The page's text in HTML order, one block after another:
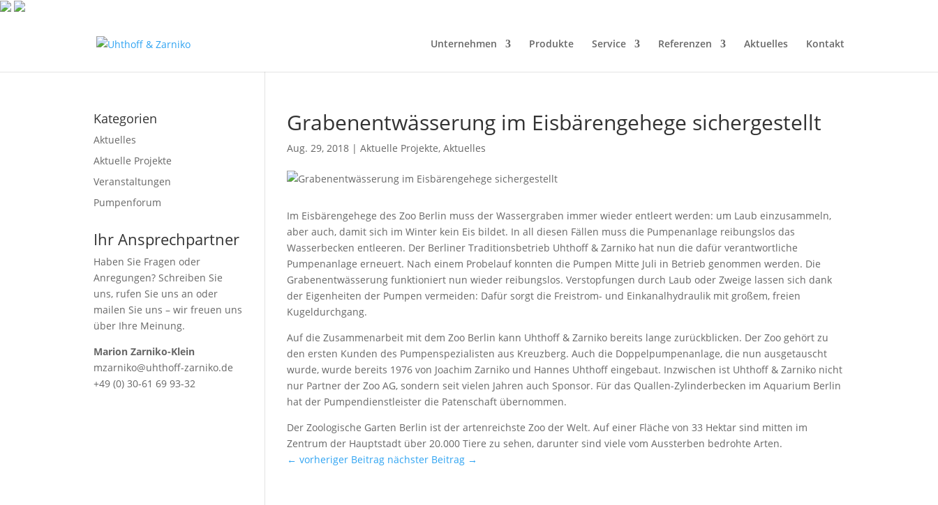
Unternehmen Produkte Service Referenzen Aktuelles Kontakt
Grabenentwässerung im Eisbärengehege sichergestellt
Aug. 29, 2018 |Aktuelle Projekte,Aktuelles
Im Eisbärengehege des Zoo Berlin muss der Wassergraben immer wieder entleert werden: um Laub einzusammeln,
aber auch, damit sich im Winter kein Eis bildet. In all diesen Fällen muss die Pumpenanlage reibungslos das
Wasserbecken entleeren. Der Berliner Traditionsbetrieb Uhthoff & Zarniko hat nun die dafür verantwortliche
Pumpenanlage erneuert. Nach einem Probelauf konnten die Pumpen Mitte Juli in Betrieb genommen werden. Die
Grabenentwässerung funktioniert nun wieder reibungslos. Verstopfungen durch Laub oder Zweige lassen sich dank
der Eigenheiten der Pumpen vermeiden: Dafür sorgt die Freistrom- und Einkanalhydraulik mit großem, freien
Kugeldurchgang.
Auf die Zusammenarbeit mit dem Zoo Berlin kann Uhthoff & Zarniko bereits lange zurückblicken. Der Zoo gehört zu
den ersten Kunden des Pumpenspezialisten aus Kreuzberg. Auch die Doppelpumpenanlage, die nun ausgetauscht
wurde, wurde bereits 1976 von Joachim Zarniko und Hannes Uhthoff eingebaut. Inzwischen ist Uhthoff & Zarniko nicht
nur Partner der Zoo AG, sondern seit vielen Jahren auch Sponsor. Für das Quallen-Zylinderbecken im Aquarium Berlin
hat der Pumpendienstleister die Patenschaft übernommen.
Der Zoologische Garten Berlin ist der artenreichste Zoo der Welt. Auf einer Fläche von 33 Hektar sind mitten im
Zentrum der Hauptstadt über 20.000 Tiere zu sehen, darunter sind viele vom Aussterben bedrohte Arten.
← vorheriger Beitrag nächster Beitrag →
Kategorien
Aktuelles
Aktuelle Projekte
Veranstaltungen
Pumpenforum
Ihr Ansprechpartner
Haben Sie Fragen oder
Anregungen? Schreiben Sie
uns, rufen Sie uns an oder
mailen Sie uns – wir freuen uns
über Ihre Meinung.
Marion Zarniko-Klein
mzarniko@uhthoff-zarniko.de
+49 (0) 30-61 69 93-32